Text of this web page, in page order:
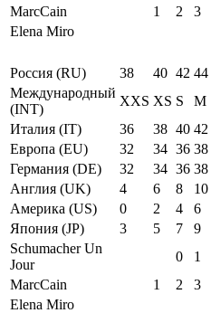
MarcCain
1 2 3
Elena Miro
Россия (RU)
38 40 42 44
Международный
(INT)
XXS XS S M
Италия (IT)
36 38 40 42
Европа (EU)
32 34 36 38
Германия (DE)
32 34 36 38
Англия (UK)
4 6 8 10
Америка (US)
0 2 4 6
Япония (JP)
3 5 7 9
Schumacher Un
Jour
0 1
MarcCain
1 2 3
Elena Miro